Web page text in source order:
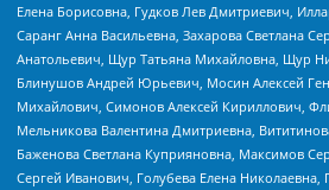
Елена Борисовна, Гудков Лев Дмитриевич,
Саранг Анна Васильевна, Захарова Светлана
Анатольевич, Щур Татьяна Михайловна, Щур
Блинушов Андрей Юрьевич, Мосин Алексей
Михайлович, Симонов Алексей Кириллович,
Мельникова Валентина Дмитриевна,
Баженова Светлана Куприяновна, Максимов
Сергей Иванович, Голубева Елена Николаевна,